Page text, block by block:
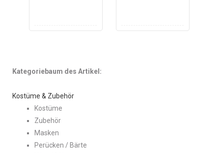
Kategoriebaum des Artikel:
Kostüme & Zubehör
Kostüme
Zubehör
Masken
Perücken / Bärte